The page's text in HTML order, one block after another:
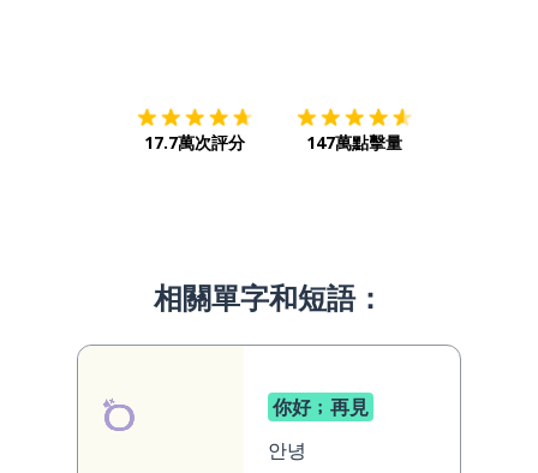
17.7萬次評分 147萬點擊量
相關單字和短語：
你好﹔再見
안녕